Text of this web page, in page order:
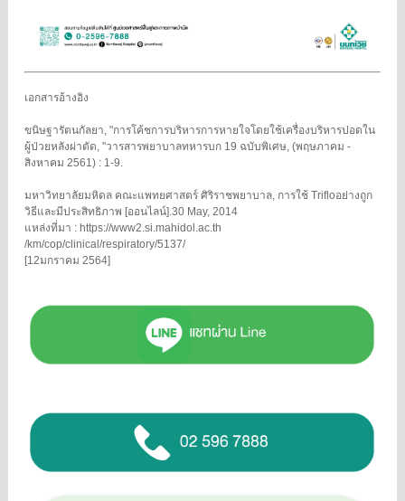
เอกสารอ้างอิง
ขนิษฐารัตนกัลยา, "การโค้ชการบริหารการหายใจโดยใช้เครื่องบริหารปอดใน
ผู้ป่วยหลังผ่าตัด, "วารสารพยาบาลทหารบก 19 ฉบับพิเศษ, (พฤษภาคม -
สิงหาคม 2561) : 1-9.
มหาวิทยาลัยมหิดล คณะแพทยศาสตร์ ศิริราชพยาบาล, การใช้ Trifloอย่างถูก
วิธีและมีประสิทธิภาพ [ออนไลน์].30 May, 2014
แหล่งที่มา : https://www2.si.mahidol.ac.th
/km/cop/clinical/respiratory/5137/
[12มกราคม 2564]